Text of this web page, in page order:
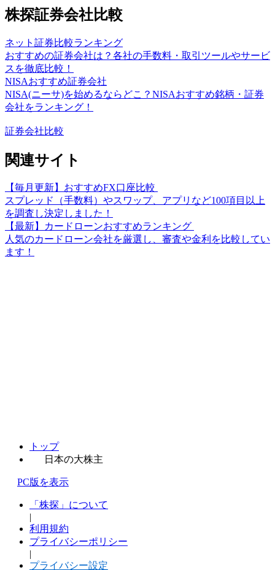
株探証券会社比較
ネット証券比較ランキング
おすすめの証券会社は？各社の手数料・取引ツールやサービ
スを徹底比較！
NISAおすすめ証券会社
NISA(ニーサ)を始めるならどこ？NISAおすすめ銘柄・証券
会社をランキング！
証券会社比較
関連サイト
【毎月更新】おすすめFX口座比較
スプレッド（手数料）やスワップ、アプリなど100項目以上
を調査し決定しました！
【最新】カードローンおすすめランキング
人気のカードローン会社を厳選し、審査や金利を比較してい
ます！
トップ
日本の大株主
PC版を表示
「株探」について
|
利用規約
プライバシーポリシー
|
プライバシー設定